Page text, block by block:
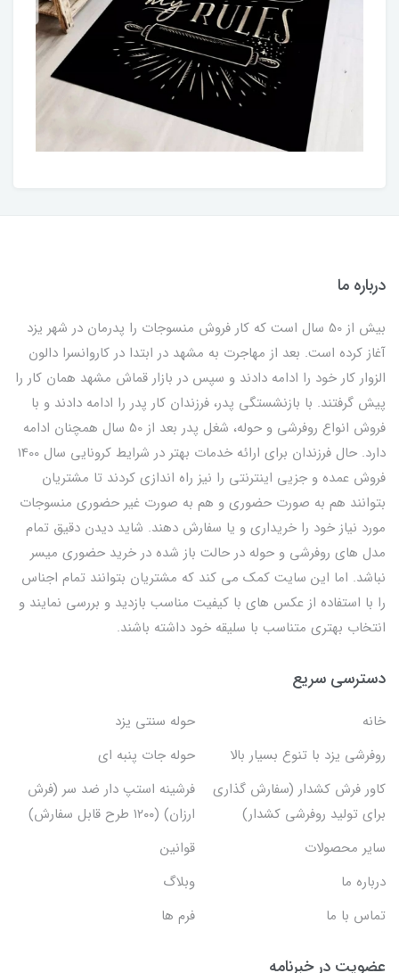
درباره ما
بیش از 50 سال است که کار فروش منسوجات را پدرمان در شهر یزد
آغاز کرده است. بعد از مهاجرت به مشهد در ابتدا در کاروانسرا دالون
الزوار کار خود را ادامه دادند و سپس در بازار قماش مشهد همان کار را
پیش گرفتند. با بازنشستگی پدر، فرزندان کار پدر را ادامه دادند و با
فروش انواع روفرشی و حوله، شغل پدر بعد از 50 سال همچنان ادامه
دارد. حال فرزندان برای ارائه خدمات بهتر در شرایط کرونایی سال 1400
فروش عمده و جزیی اینترنتی را نیز راه اندازی کردند تا مشتریان
بتوانند هم به صورت حضوری و هم به صورت غیر حضوری منسوجات
مورد نیاز خود را خریداری و یا سفارش دهند. شاید دیدن دقیق تمام
مدل های روفرشی و حوله در حالت باز شده در خرید حضوری میسر
نباشد. اما این سایت کمک می کند که مشتریان بتوانند تمام اجناس
را با استفاده از عکس های با کیفیت مناسب بازدید و بررسی نمایند و
انتخاب بهتری متناسب با سلیقه خود داشته باشند.
دسترسی سریع
خانه
حوله سنتی یزد
روفرشی یزد با تنوع بسیار بالا
حوله جات پنبه ای
کاور فرش کشدار (سفارش گذاری
برای تولید روفرشی کشدار)
فرشینه استپ دار ضد سر (فرش
ارزان) (۱۲۰۰ طرح قابل سفارش)
سایر محصولات
قوانین
درباره ما
وبلاگ
تماس با ما
فرم ها
عضویت در خبرنامه